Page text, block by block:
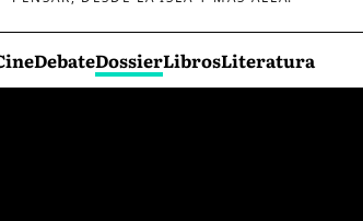
DebateDossierLibrosLiteratura